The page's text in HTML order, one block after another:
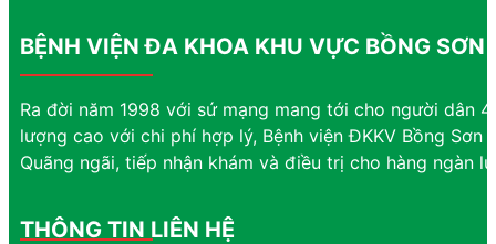
BỆNH VIỆN ĐA KHOA KHU VỰC BỒNG SƠN
Ra đời năm 1998 với sứ mạng mang tới cho người dân
lượng cao với chi phí hợp lý, Bệnh viện ĐKKV Bồng
Quãng ngãi, tiếp nhận khám và điều trị cho hàng ngàn
THÔNG TIN LIÊN HỆ